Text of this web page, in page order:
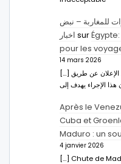
للمغاربة – نبض
اخبار sur
pour les
14 mars 2026
[…] الإعلان عن طريق Ahmed Abdel-Latifسفير مصر بالرباط.
Après le
Cuba et
Maduro : un
4 janvier 2026
[…] Chute de